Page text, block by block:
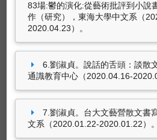
劉淑貞。虛構的界線：散
講），台北藝術大學文學
藝術中心（2020.06.04-
劉淑貞。東海大學中文系
會第83場:鬱的演化:從藝
渝保釣後的寫作（研究）
（2020.04.23-2020.04.23
劉淑貞（2019.08）。出
花蹤國際文學研討會。吉
83場:鬱的演化:從藝術批評到小說
作（研究），東海大學中文系（
2020.04.23）。
6.劉淑貞。說話的舌頭：談散
通識教育中心（2020.04.16-
7.劉淑貞。台大文藝營散文書
文系（2020.01.22-2020.01.22）。